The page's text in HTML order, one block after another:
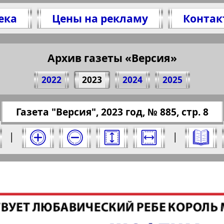
Цены на рекламу
Архив газеты «Версия»
2022 2023 2024 2025
Выберите номер и нажмите на него:
Газета "Версия", 2023 год, № 885, стр. 8
| |
Номер: 885, 2023 год. Выберите
Отправить
8 стр. газеты "Версия", № 885, 2023
(Нажмите, чтобы скопировать ссылку)
pressaru.eu/
Берлинский
Все pro